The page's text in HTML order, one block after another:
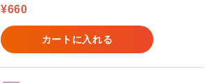
¥660
カートに入れる